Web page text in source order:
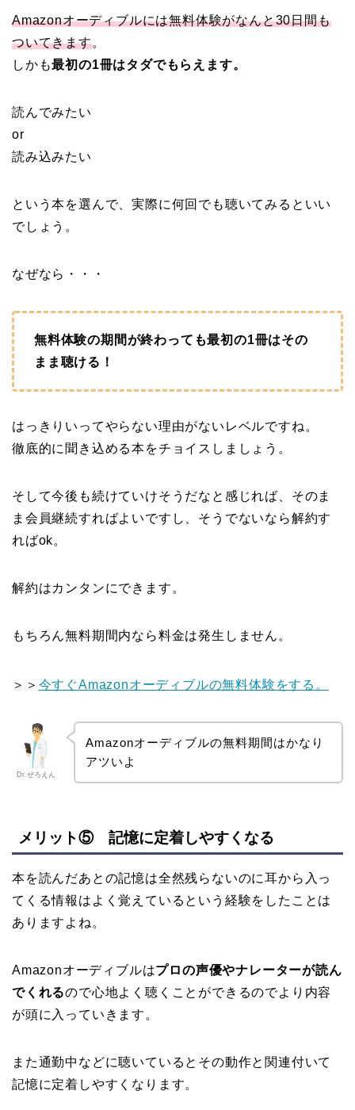
Amazonオーディブルには無料体験がなんと30日間も
ついてきます。
しかも最初の1冊はタダでもらえます。
読んでみたい
or
読み込みたい
という本を選んで、実際に何回でも聴いてみるといい
でしょう。
なぜなら・・・
無料体験の期間が終わっても最初の1冊はその
まま聴ける！
はっきりいってやらない理由がないレベルですね。
徹底的に聞き込める本をチョイスしましょう。
そして今後も続けていけそうだなと感じれば、そのま
ま会員継続すればよいですし、そうでないなら解約す
ればok。
解約はカンタンにできます。
もちろん無料期間内なら料金は発生しません。
＞＞ 今すぐAmazonオーディブルの無料体験をする。
Dr.ぜろえん
Amazonオーディブルの無料期間はかなり
アツいよ
メリット⑤ 記憶に定着しやすくなる
本を読んだあとの記憶は全然残らないのに耳から入っ
てくる情報はよく覚えているという経験をしたことは
ありますよね。
Amazonオーディブルはプロの声優やナレーターが読ん
でくれるので心地よく聴くことができるのでより内容
が頭に入っていきます。
また通勤中などに聴いているとその動作と関連付いて
記憶に定着しやすくなります。